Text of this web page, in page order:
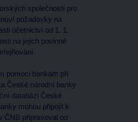
společností pro
požadavky na
účetnictví od 1. 1.
na jejich povinné
pomoci bankám při
České národní banky
databázi České
mohou připojit k
ČNB připravoval od